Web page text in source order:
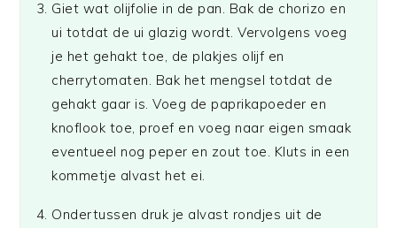
Giet wat olijfolie in de pan. Bak de chorizo en
ui totdat de ui glazig wordt. Vervolgens voeg
je het gehakt toe, de plakjes olijf en
cherrytomaten. Bak het mengsel totdat de
gehakt gaar is. Voeg de paprikapoeder en
knoflook toe, proef en voeg naar eigen smaak
eventueel nog peper en zout toe. Kluts in een
kommetje alvast het ei.
Ondertussen druk je alvast rondjes uit de